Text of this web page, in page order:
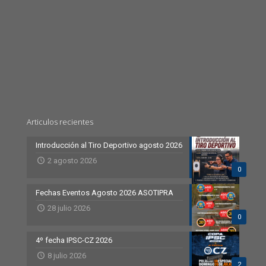
Articulos recientes
0
Introducción al Tiro Deportivo agosto 2026
2 agosto 2026
0
Fechas Eventos Agosto 2026 ASOTIPRA
28 julio 2026
4º fecha IPSC-CZ 2026
8 julio 2026